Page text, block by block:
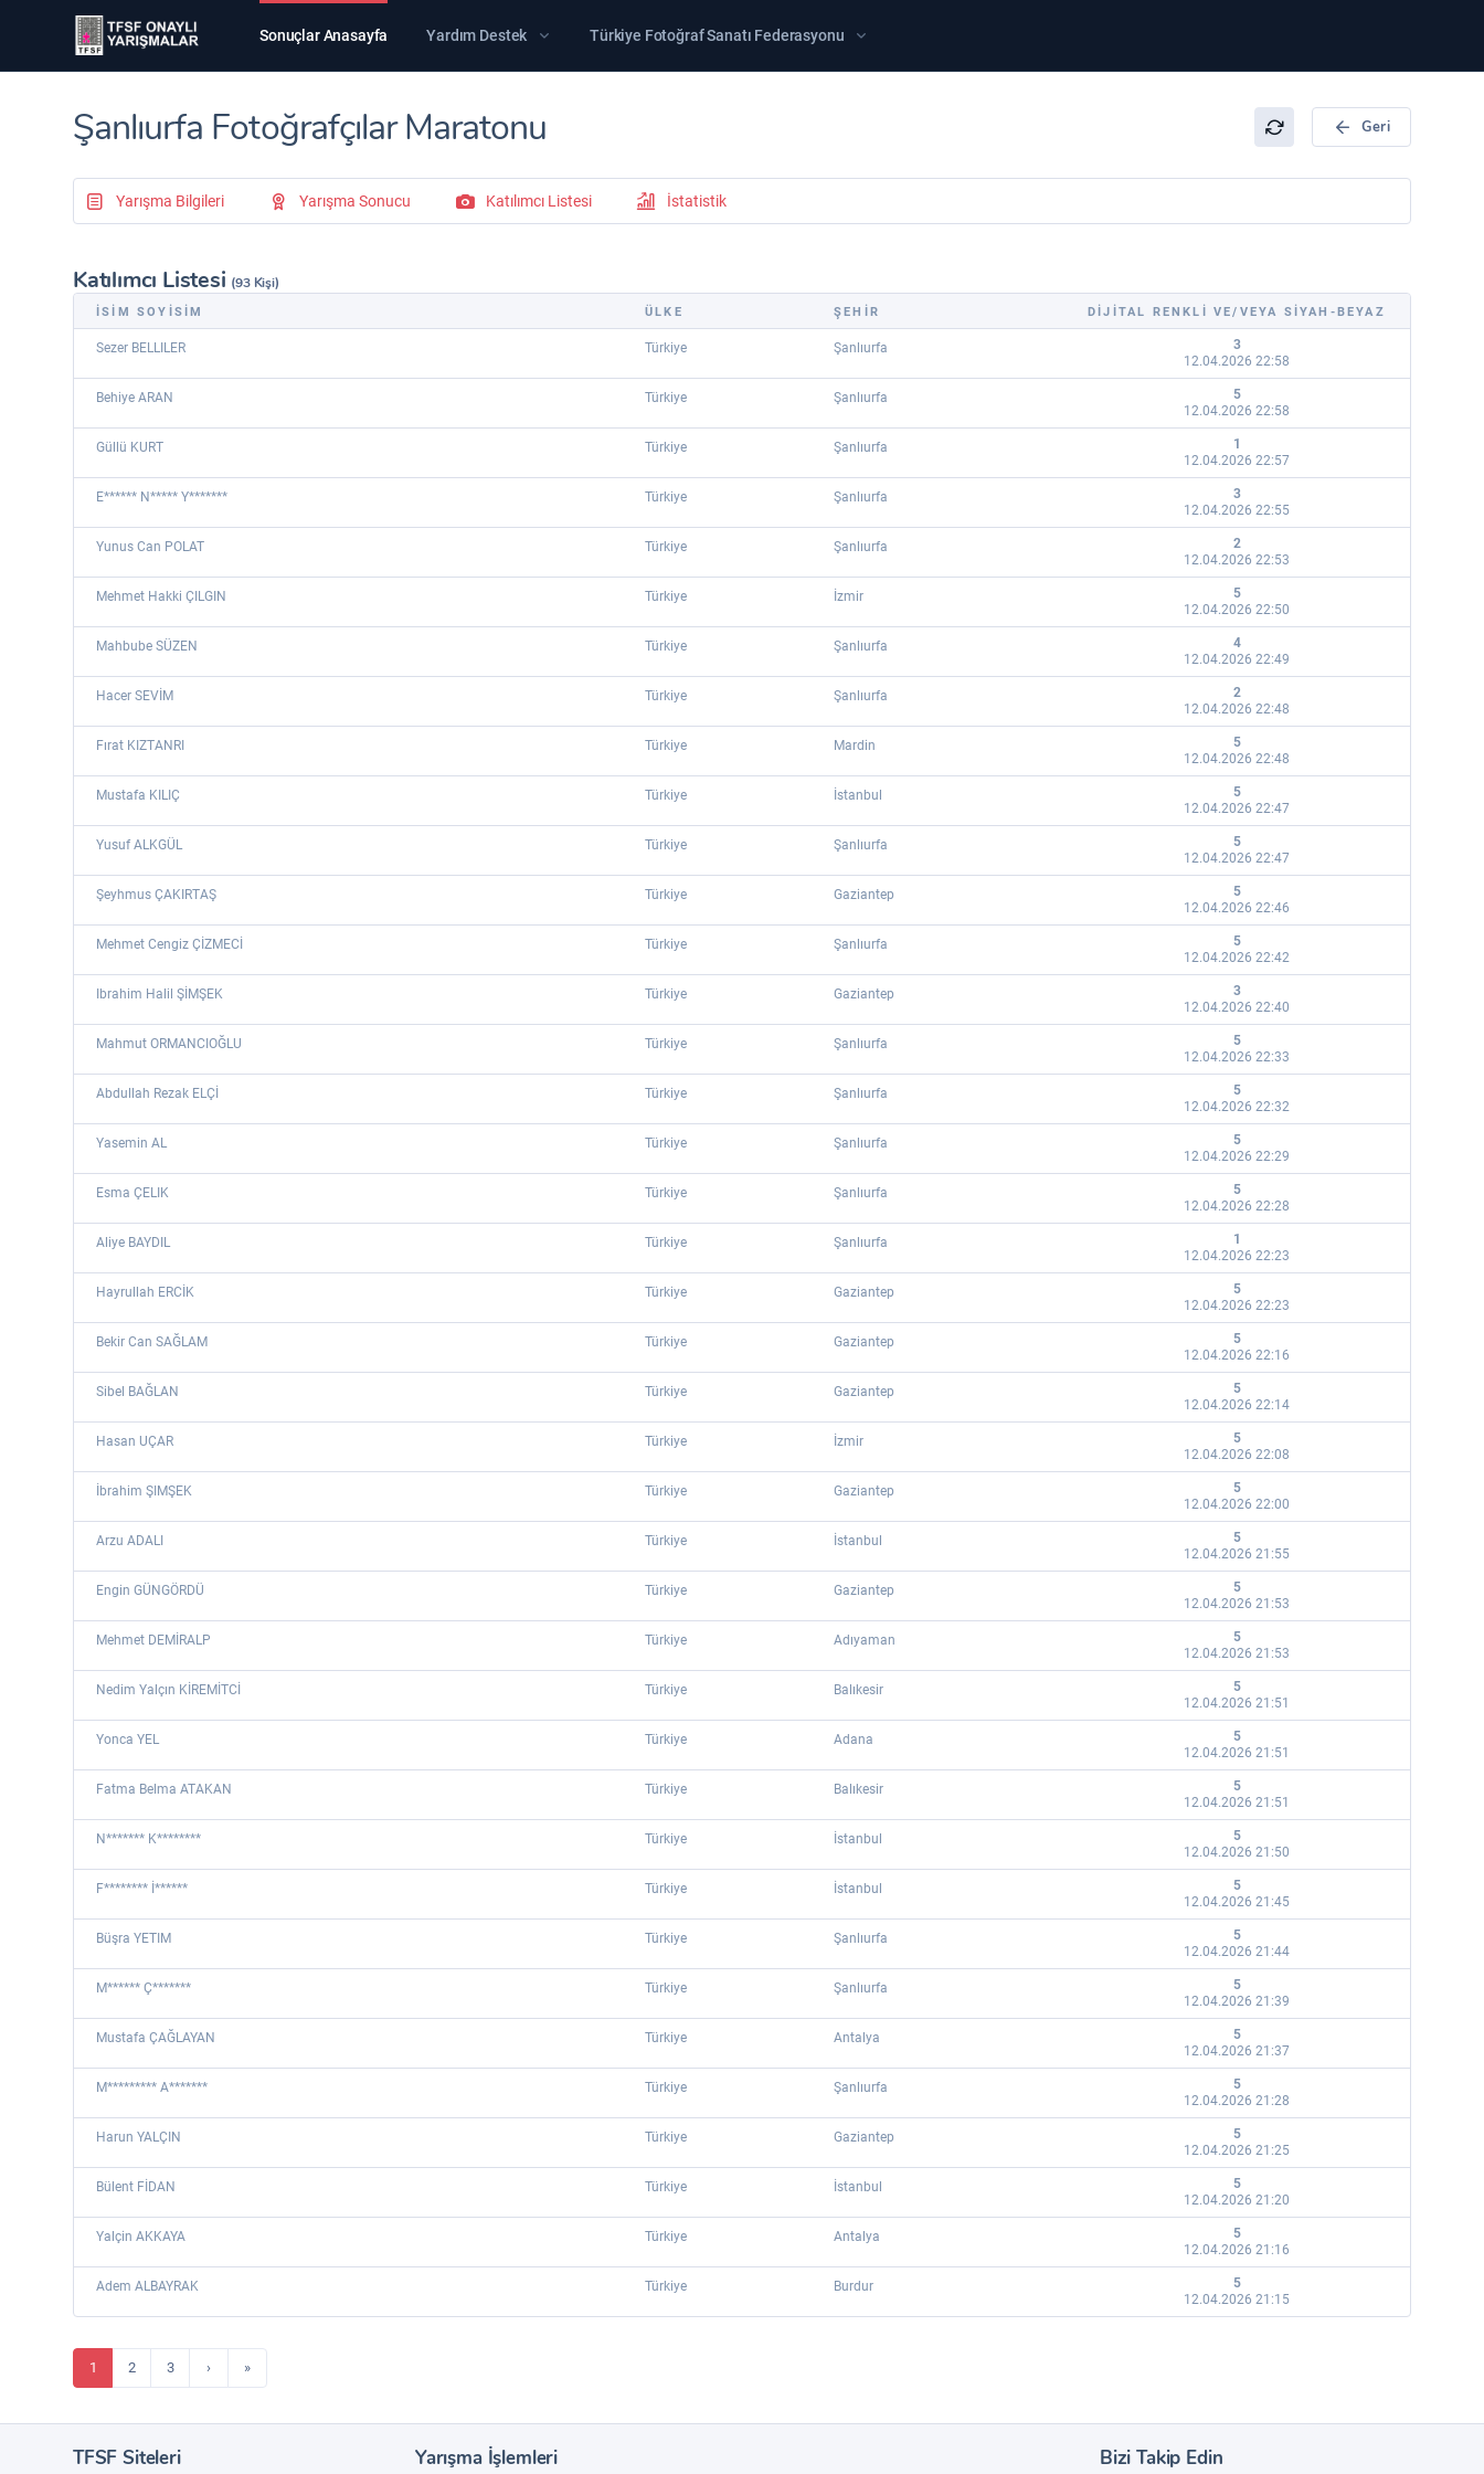
Sonuçlar Anasayfa Yardım Destek Türkiye Fotoğraf Sanatı Federasyonu
Şanlıurfa Fotoğrafçılar Maratonu Geri
Yarışma Bilgileri Yarışma Sonucu Katılımcı Listesi İstatistik
Katılımcı Listesi (93 Kişi)
İSİM SOYİSİM ÜLKE ŞEHİR DIJITAL RENKLI VE/VEYA SIYAH-BEYAZ
Sezer BELLILER Türkiye Şanlıurfa
3
12.04.2026 22:58
Behiye ARAN Türkiye Şanlıurfa
5
12.04.2026 22:58
Güllü KURT Türkiye Şanlıurfa
1
12.04.2026 22:57
E****** N***** Y******* Türkiye Şanlıurfa
3
12.04.2026 22:55
Yunus Can POLAT Türkiye Şanlıurfa
2
12.04.2026 22:53
Mehmet Hakki ÇILGIN Türkiye İzmir
5
12.04.2026 22:50
Mahbube SÜZEN Türkiye Şanlıurfa
4
12.04.2026 22:49
Hacer SEVİM Türkiye Şanlıurfa
2
12.04.2026 22:48
Fırat KIZTANRI Türkiye Mardin
5
12.04.2026 22:48
Mustafa KILIÇ Türkiye İstanbul
5
12.04.2026 22:47
Yusuf ALKGÜL Türkiye Şanlıurfa
5
12.04.2026 22:47
Şeyhmus ÇAKIRTAŞ Türkiye Gaziantep
5
12.04.2026 22:46
Mehmet Cengiz ÇİZMECİ Türkiye Şanlıurfa
5
12.04.2026 22:42
Ibrahim Halil ŞİMŞEK Türkiye Gaziantep
3
12.04.2026 22:40
Mahmut ORMANCIOĞLU Türkiye Şanlıurfa
5
12.04.2026 22:33
Abdullah Rezak ELÇİ Türkiye Şanlıurfa
5
12.04.2026 22:32
Yasemin AL Türkiye Şanlıurfa
5
12.04.2026 22:29
Esma ÇELIK Türkiye Şanlıurfa
5
12.04.2026 22:28
Aliye BAYDIL Türkiye Şanlıurfa
1
12.04.2026 22:23
Hayrullah ERCİK Türkiye Gaziantep
5
12.04.2026 22:23
Bekir Can SAĞLAM Türkiye Gaziantep
5
12.04.2026 22:16
Sibel BAĞLAN Türkiye Gaziantep
5
12.04.2026 22:14
Hasan UÇAR Türkiye İzmir
5
12.04.2026 22:08
İbrahim ŞIMŞEK Türkiye Gaziantep
5
12.04.2026 22:00
Arzu ADALI Türkiye İstanbul
5
12.04.2026 21:55
Engin GÜNGÖRDÜ Türkiye Gaziantep
5
12.04.2026 21:53
Mehmet DEMİRALP Türkiye Adıyaman
5
12.04.2026 21:53
Nedim Yalçın KİREMİTCİ Türkiye Balıkesir
5
12.04.2026 21:51
Yonca YEL Türkiye Adana
5
12.04.2026 21:51
Fatma Belma ATAKAN Türkiye Balıkesir
5
12.04.2026 21:51
N******* K******** Türkiye İstanbul
5
12.04.2026 21:50
F******** İ****** Türkiye İstanbul
5
12.04.2026 21:45
Büşra YETIM Türkiye Şanlıurfa
5
12.04.2026 21:44
M****** Ç******* Türkiye Şanlıurfa
5
12.04.2026 21:39
Mustafa ÇAĞLAYAN Türkiye Antalya
5
12.04.2026 21:37
M********* A******* Türkiye Şanlıurfa
5
12.04.2026 21:28
Harun YALÇIN Türkiye Gaziantep
5
12.04.2026 21:25
Bülent FİDAN Türkiye İstanbul
5
12.04.2026 21:20
Yalçin AKKAYA Türkiye Antalya
5
12.04.2026 21:16
Adem ALBAYRAK Türkiye Burdur
5
12.04.2026 21:15
1 2 3 › »
TFSF Siteleri Yarışma İşlemleri Bizi Takip Edin